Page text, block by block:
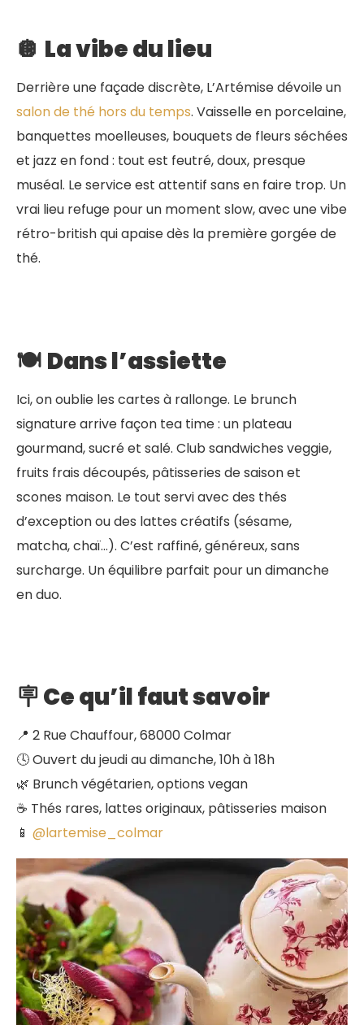
🪩 La vibe du lieu
Derrière une façade discrète, L’Artémise dévoile un
salon de thé hors du temps. Vaisselle en porcelaine,
banquettes moelleuses, bouquets de fleurs séchées
et jazz en fond : tout est feutré, doux, presque
muséal. Le service est attentif sans en faire trop. Un
vrai lieu refuge pour un moment slow, avec une vibe
rétro-british qui apaise dès la première gorgée de
thé.
🍽️ Dans l’assiette
Ici, on oublie les cartes à rallonge. Le brunch
signature arrive façon tea time : un plateau
gourmand, sucré et salé. Club sandwiches veggie,
fruits frais découpés, pâtisseries de saison et
scones maison. Le tout servi avec des thés
d’exception ou des lattes créatifs (sésame,
matcha, chaï…). C’est raffiné, généreux, sans
surcharge. Un équilibre parfait pour un dimanche
en duo.
🪧 Ce qu’il faut savoir
📍 2 Rue Chauffour, 68000 Colmar
🕓 Ouvert du jeudi au dimanche, 10h à 18h
🌿 Brunch végétarien, options vegan
☕️ Thés rares, lattes originaux, pâtisseries maison
📱 @lartemise_colmar